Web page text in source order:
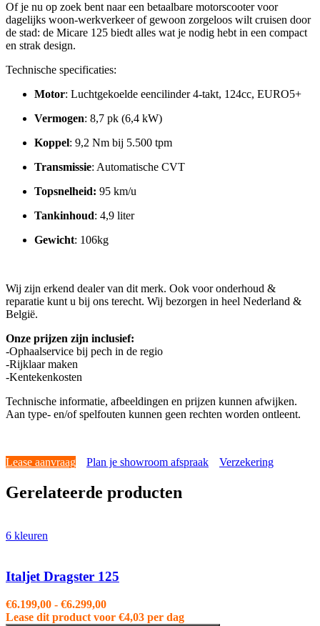
Of je nu op zoek bent naar een betaalbare motorscooter voor
dagelijks woon-werkverkeer of gewoon zorgeloos wilt cruisen door
de stad: de Micare 125 biedt alles wat je nodig hebt in een compact
en strak design.
Technische specificaties:
Motor: Luchtgekoelde eencilinder 4-takt, 124cc, EURO5+
Vermogen: 8,7 pk (6,4 kW)
Koppel: 9,2 Nm bij 5.500 tpm
Transmissie: Automatische CVT
Topsnelheid: 95 km/u
Tankinhoud: 4,9 liter
Gewicht: 106kg
Wij zijn erkend dealer van dit merk. Ook voor onderhoud &
reparatie kunt u bij ons terecht. Wij bezorgen in heel Nederland &
België.
Onze prijzen zijn inclusief:
-Ophaalservice bij pech in de regio
-Rijklaar maken
-Kentekenkosten
Technische informatie, afbeeldingen en prijzen kunnen afwijken.
Aan type- en/of spelfouten kunnen geen rechten worden ontleent.
Lease aanvraag Plan je showroom afspraak Verzekering
Gerelateerde producten
6 kleuren
Italjet Dragster 125
€6.199,00 - €6.299,00Prijsklasse:
€6.199,00
Lease dit product voor €4,03 per dag